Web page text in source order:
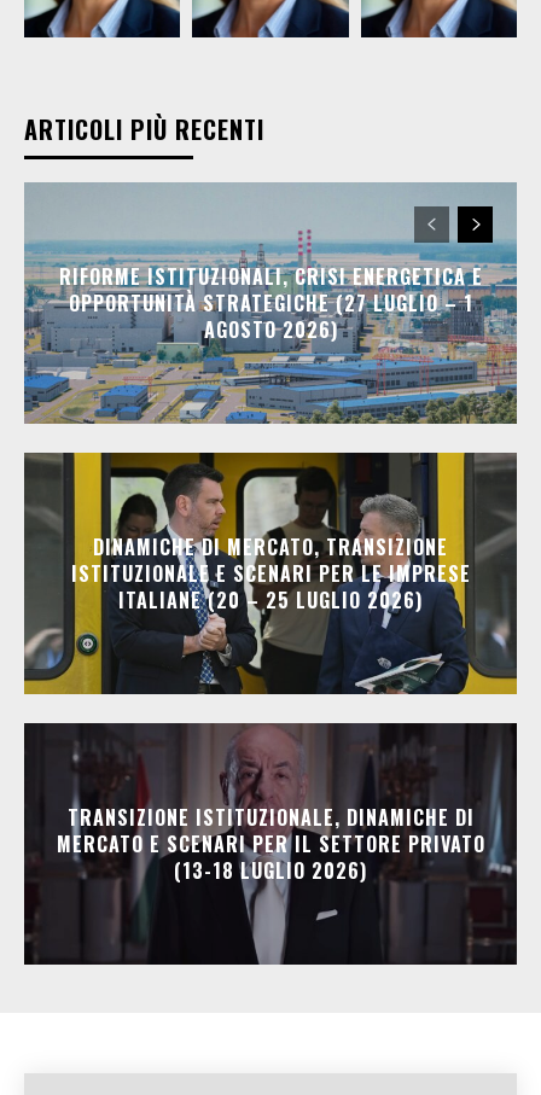
ARTICOLI PIÙ RECENTI
RIFORME ISTITUZIONALI, CRISI ENERGETICA E
OPPORTUNITÀ STRATEGICHE (27 LUGLIO – 1
AGOSTO 2026)
DINAMICHE DI MERCATO, TRANSIZIONE
ISTITUZIONALE E SCENARI PER LE IMPRESE
ITALIANE (20 – 25 LUGLIO 2026)
TRANSIZIONE ISTITUZIONALE, DINAMICHE DI
MERCATO E SCENARI PER IL SETTORE PRIVATO
(13-18 LUGLIO 2026)